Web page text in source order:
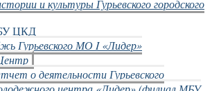
и культуры Гурьевского городского
ЦКД
Гурьевского МО I «Лидер»
о деятельности Гурьевского